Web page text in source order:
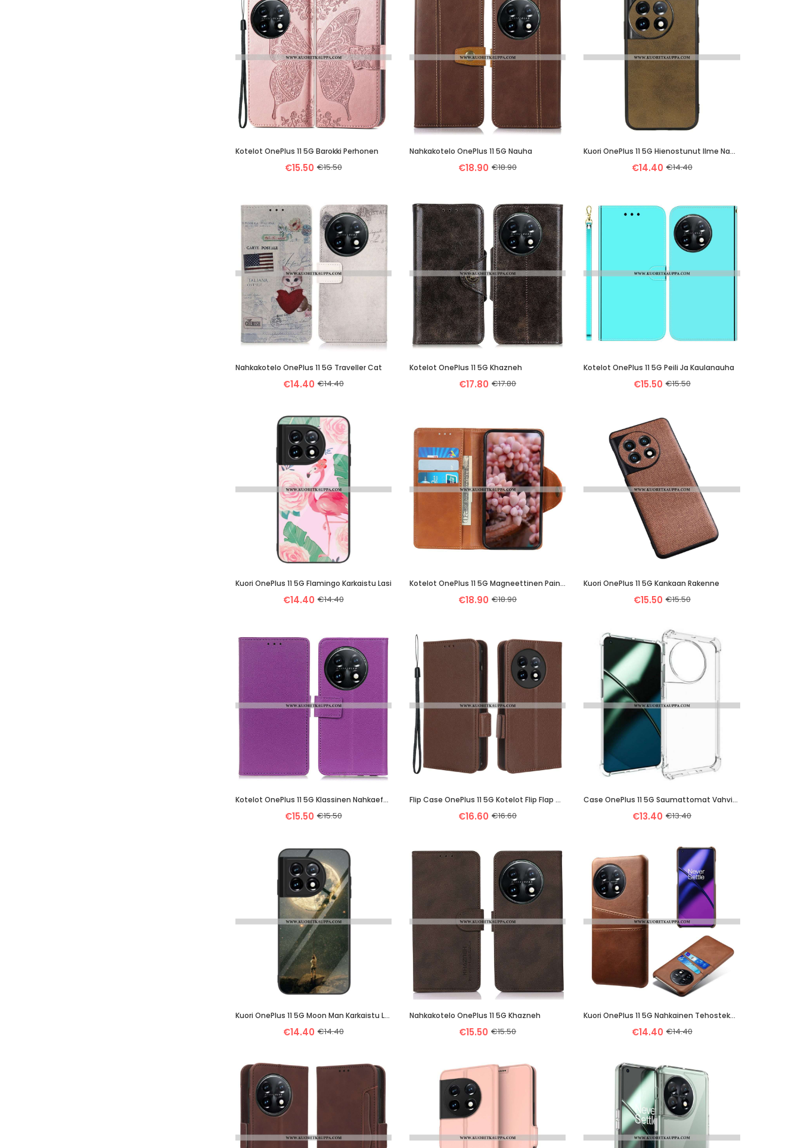
Kotelot OnePlus 11 5G Barokki Perhonen
€15.50 €15.50
Nahkakotelo OnePlus 11 5G Nauha
€18.90 €18.90
Kuori OnePlus 11 5G Hienostunut Ilme Nahkaefekti
€14.40 €14.40
Nahkakotelo OnePlus 11 5G Traveller Cat
€14.40 €14.40
Kotelot OnePlus 11 5G Khazneh
€17.80 €17.80
Kotelot OnePlus 11 5G Peili Ja Kaulanauha
€15.50 €15.50
Kuori OnePlus 11 5G Flamingo Karkaistu Lasi
€14.40 €14.40
Kotelot OnePlus 11 5G Magneettinen Painike
€18.90 €18.90
Kuori OnePlus 11 5G Kankaan Rakenne
€15.50 €15.50
Kotelot OnePlus 11 5G Klassinen Nahkaefekti
€15.50 €15.50
Flip Case OnePlus 11 5G Kotelot Flip Flap Double Uusia Värejä
€16.60 €16.60
Case OnePlus 11 5G Saumattomat Vahvistetut Kulmat
€13.40 €13.40
Kuori OnePlus 11 5G Moon Man Karkaistu Lasi
€14.40 €14.40
Nahkakotelo OnePlus 11 5G Khazneh
€15.50 €15.50
Kuori OnePlus 11 5G Nahkainen Tehostekorttikotelo
€14.40 €14.40